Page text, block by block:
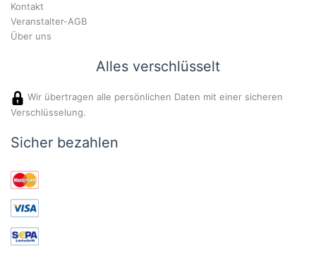
Kontakt
Veranstalter-AGB
Über uns
Alles verschlüsselt
Wir übertragen alle persönlichen Daten mit einer sicheren
Verschlüsselung.
Sicher bezahlen